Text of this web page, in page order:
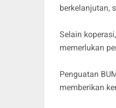
berkelanjutan,
Selain
memerlukan
Penguatan
memberikan